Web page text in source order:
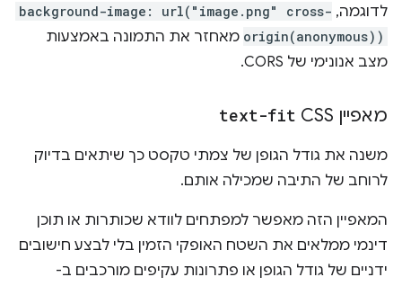
לדוגמה, background-image: url("image.png" cross-
origin(anonymous)) מאחזר את התמונה באמצעות
מצב אנונימי של CORS.
מאפיין CSS‏ text-fit
משנה את גודל הגופן של צמתי טקסט כך שיתאים בדיוק
לרוחב של התיבה שמכילה אותם.
המאפיין הזה מאפשר למפתחים לוודא שכותרות או תוכן
דינמי ממלאים את השטח האופקי הזמין בלי לבצע חישובים
ידניים של גודל הגופן או פתרונות עקיפים מורכבים ב-